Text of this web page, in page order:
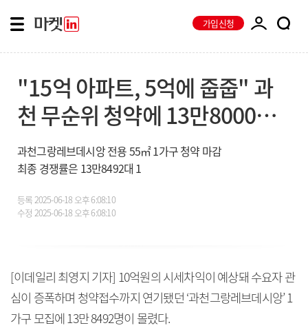
가입신청
"15억 아파트, 5억에 줍줍" 과
천 무순위 청약에 13만8000명
몰렸다
과천그랑레브데시앙 전용 55㎡ 1가구 청약 마감
최종 경쟁률은 13만8492대 1
등록2025-06-18 오후 6:08:10
수정 2025-06-18 오후 6:08:10
[이데일리 최영지 기자] 10억원의 시세차익이 예상돼 수요자 관
심이 증폭하며 청약접수까지 연기됐던 ‘과천그랑레브데시앙’ 1
가구 모집에 13만 8492명이 몰렸다.